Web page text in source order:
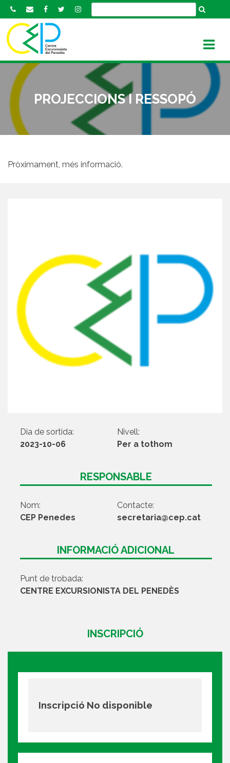
k
PROJECCIONS I RESSOPÓ
Pròximament, més informació.
Dia de sortida:
2023-10-06
Nivell:
Per a tothom
RESPONSABLE
Nom:
CEP Penedes
Contacte:
secretaria@cep.cat
INFORMACIÓ ADICIONAL
Punt de trobada:
CENTRE EXCURSIONISTA DEL PENEDÈS
INSCRIPCIÓ
Inscripció No disponible